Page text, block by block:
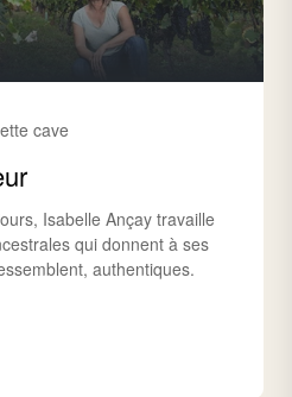
cave
Isabelle Ançay travaille
qui donnent à ses
authentiques.